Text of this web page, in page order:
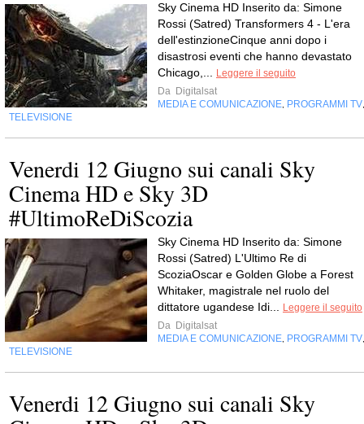
Sky Cinema HD Inserito da: Simone
Rossi (Satred) Transformers 4 - L'era
dell'estinzioneCinque anni dopo i
disastrosi eventi che hanno devastato
Chicago,... Leggere il seguito
Da Digitalsat
MEDIA E COMUNICAZIONE, PROGRAMMI TV,
TELEVISIONE
Venerdi 12 Giugno sui canali Sky
Cinema HD e Sky 3D
#UltimoReDiScozia
Sky Cinema HD Inserito da: Simone
Rossi (Satred) L'Ultimo Re di
ScoziaOscar e Golden Globe a Forest
Whitaker, magistrale nel ruolo del
dittatore ugandese Idi... Leggere il seguito
Da Digitalsat
MEDIA E COMUNICAZIONE, PROGRAMMI TV,
TELEVISIONE
Venerdi 12 Giugno sui canali Sky